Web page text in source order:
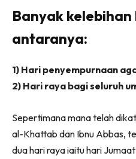
Banyak
antaranya:
1) Hari penyempurnaan
2) Hari raya bagi seluruh
Sepertimana mana telah
al-Khattab dan Ibnu Abbas,
dua hari raya iaitu hari